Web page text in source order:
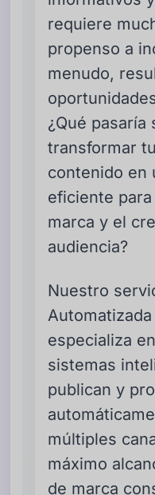
requiere
propenso a
menudo,
¿Qué pasaría
transformar
contenido en
eficiente
marca y el
audiencia?
Nuestro
especializa
sistemas
publican y
múltiples
máximo
de marca